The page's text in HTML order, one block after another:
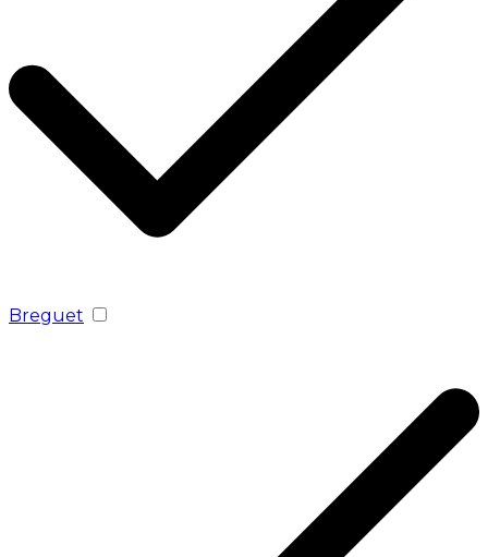
Breguet